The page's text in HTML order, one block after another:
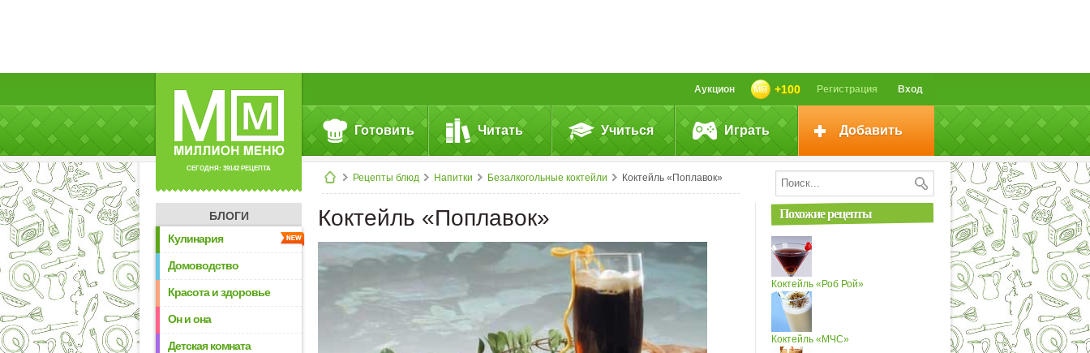
СЕГОДНЯ: 39142 РЕЦЕПТА
Вход
Регистрация
+100
Аукцион
Готовить Читать Учиться Играть Добавить
Рецепты блюд Напитки Безалкогольные коктейли Коктейль «Поплавок»
БЛОГИ
Кулинария
Домоводство
Красота и здоровье
Он и она
Детская комната
Коктейль «Поплавок» Похожие рецепты
Коктейль «Роб Рой»
Коктейль «МЧС»